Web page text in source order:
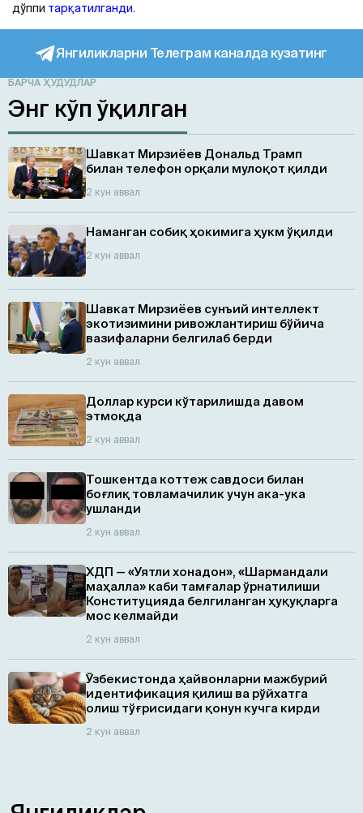
дўппи тарқатилганди.
Янгиликларни Телеграм каналда кузатинг
БАРЧА ҲУДУДЛАР
Энг кўп ўқилган
Шавкат Мирзиёев Дональд Трамп
билан телефон орқали мулоқот қилди
2 кун аввал
Наманган собиқ ҳокимига ҳукм ўқилди
2 кун аввал
Шавкат Мирзиёев сунъий интеллект
экотизимини ривожлантириш бўйича
вазифаларни белгилаб берди
2 кун аввал
Доллар курси кўтарилишда давом
этмоқда
2 кун аввал
Тошкентда коттеж савдоси билан
боғлиқ товламачилик учун ака-ука
ушланди
2 кун аввал
ХДП — «Уятли хонадон», «Шармандали
маҳалла» каби тамғалар ўрнатилиши
Конституцияда белгиланган ҳуқуқларга
мос келмайди
2 кун аввал
Ўзбекистонда ҳайвонларни мажбурий
идентификация қилиш ва рўйхатга
олиш тўғрисидаги қонун кучга кирди
2 кун аввал